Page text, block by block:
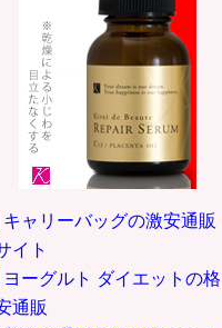
キャリーバッグの激安通販
イト
ヨーグルト ダイエットの格
通販